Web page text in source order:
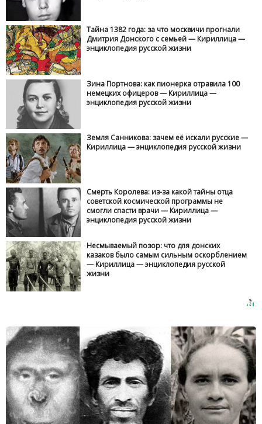
Тайна 1382 года: за что москвичи прогнали
Дмитрия Донского с семьей — Кириллица —
энциклопедия русской жизни
Зина Портнова: как пионерка отравила 100
немецких офицеров — Кириллица —
энциклопедия русской жизни
Земля Санникова: зачем её искали русские —
Кириллица — энциклопедия русской жизни
Смерть Королева: из-за какой тайны отца
советской космической программы не
смогли спасти врачи — Кириллица —
энциклопедия русской жизни
Несмываемый позор: что для донских
казаков было самым сильным оскорблением
— Кириллица — энциклопедия русской
жизни